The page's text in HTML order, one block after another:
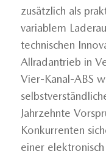
zusätzlich als
variablem
technischen
Allradantrieb in
Vier-Kanal-ABS
Jahrzehnte
Konkurrenten
einer